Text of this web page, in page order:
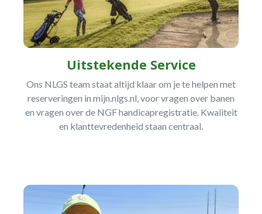
Uitstekende Service
Ons NLGS team staat altijd klaar om je te helpen met
reserveringen in mijn.nlgs.nl, voor vragen over banen
en vragen over de NGF handicapregistratie. Kwaliteit
en klanttevredenheid staan centraal.